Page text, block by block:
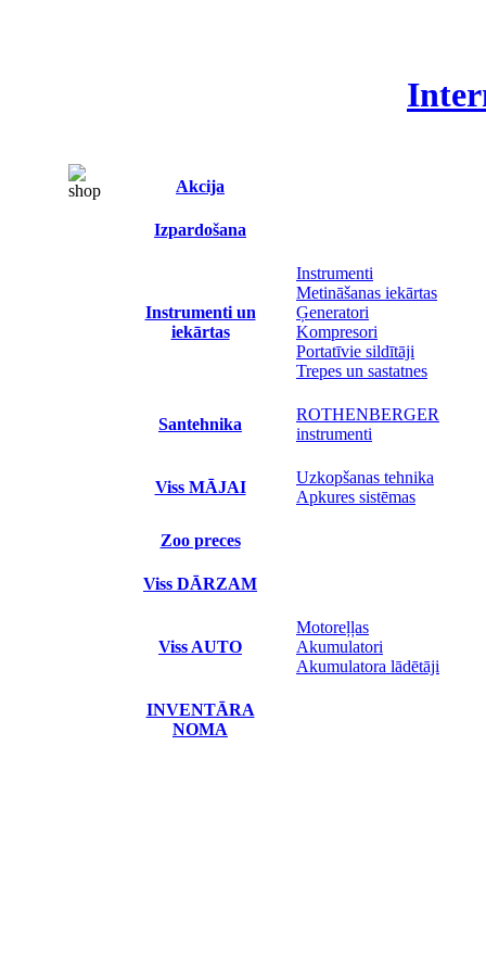
Akcija
Izpardošana
Instrumenti un
iekārtas
Instrumenti
Metināšanas iekārtas
Ģeneratori
Kompresori
Portatīvie sildītāji
Trepes un sastatnes
Santehnika
ROTHENBERGER
instrumenti
Viss MĀJAI
Uzkopšanas tehnika
Apkures sistēmas
Zoo preces
Viss DĀRZAM
Viss AUTO
Motoreļļas
Akumulatori
Akumulatora lādētāji
INVENTĀRA
NOMA